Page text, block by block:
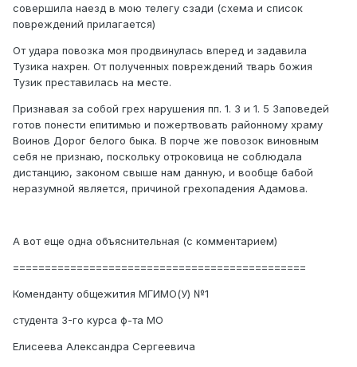
совершила наезд в мою телегу сзади (схема и список
повреждений прилагается)
От удара повозка моя продвинулась вперед и задавила
Тузика нахрен. От полученных повреждений тварь божия
Тузик преставилась на месте.
Признавая за собой грех нарушения пп. 1. 3 и 1. 5 Заповедей
готов понести епитимью и пожертвовать районному храму
Воинов Дорог белого быка. В порче же повозок виновным
себя не признаю, поскольку отроковица не соблюдала
дистанцию, законом свыше нам данную, и вообще бабой
неразумной является, причиной грехопадения Адамова.
А вот еще одна объяснительная (с комментарием)
==============================================
Коменданту общежития МГИМО(У) №1
студента 3-го курса ф-та МО
Елисеева Александра Сергеевича